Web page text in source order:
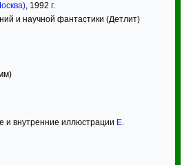
, 1992 г.
и научной фантастики (Детлит)
и внутренние иллюстрации Е.